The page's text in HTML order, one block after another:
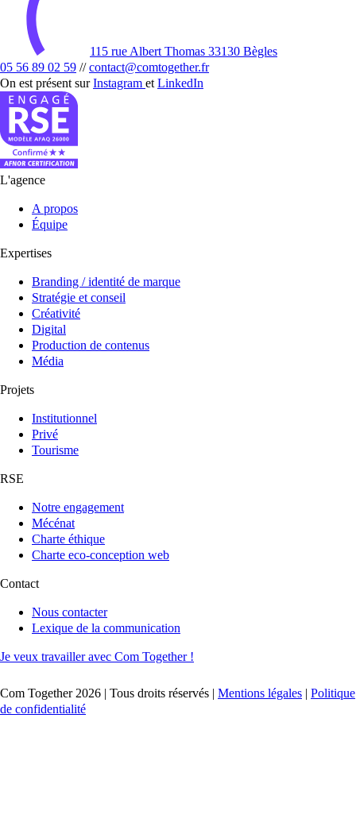
115 rue Albert Thomas 33130 Bègles
05 56 89 02 59 // contact@comtogether.fr
On est présent surInstagram et LinkedIn
L'agence
A propos
Équipe
Expertises
Branding / identité de marque
Stratégie et conseil
Créativité
Digital
Production de contenus
Média
Projets
Institutionnel
Privé
Tourisme
RSE
Notre engagement
Mécénat
Charte éthique
Charte eco-conception web
Contact
Nous contacter
Lexique de la communication
Je veux travailler avec Com Together !
Com Together 2026 | Tous droits réservés | Mentions légales | Politique
de confidentialité